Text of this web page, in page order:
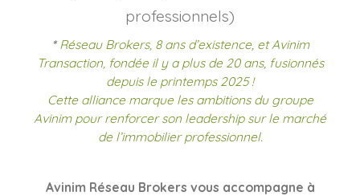
professionnels)
*Réseau Brokers, 8 ans d’existence, et Avinim
Transaction, fondée il y a plus de 20 ans, fusionnés
depuis le printemps 2025 !
Cette alliance marque les ambitions du groupe
Avinim pour renforcer son leadership sur le marché
de l’immobilier professionnel.
Avinim Réseau Brokers vous accompagne à